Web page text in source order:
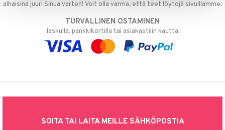
alhaisina juuri Sinua varten! Voit olla varma, että teet löytöjä sivuillamme.
TURVALLINEN OSTAMINEN
laskulla, pankkikortilla tai asiakastilin kautta
SOITA TAI LAITA MEILLE SÄHKÖPOSTIA